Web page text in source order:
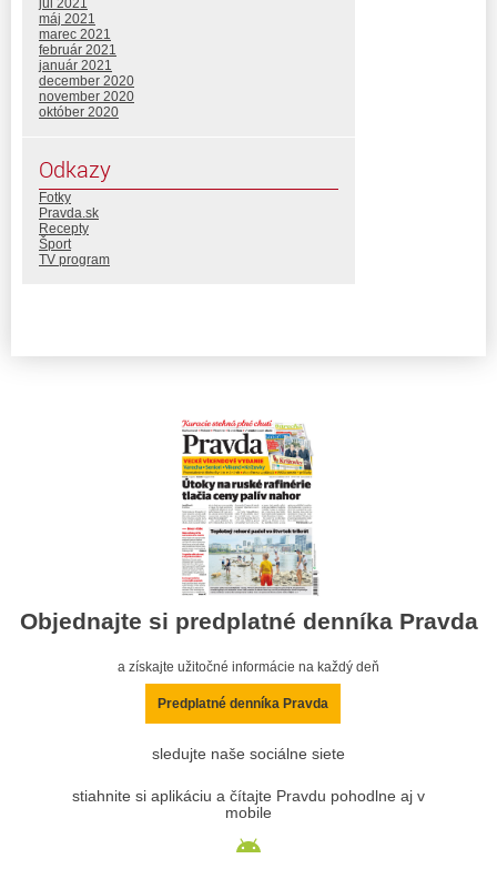
júl 2021
máj 2021
marec 2021
február 2021
január 2021
december 2020
november 2020
október 2020
Odkazy
Fotky
Pravda.sk
Recepty
Šport
TV program
Objednajte si predplatné denníka Pravda
a získajte užitočné informácie na každý deň
Predplatné denníka Pravda
sledujte naše sociálne siete
stiahnite si aplikáciu a čítajte Pravdu pohodlne aj v
mobile